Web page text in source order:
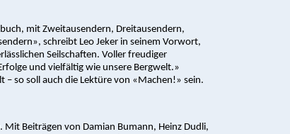
mit Zweitausendern, Dreitausendern,
schreibt Leo Jeker in seinem Vorwort,
Seilschaften. Voller freudiger
und vielfältig wie unsere Bergwelt.»
– so soll auch die Lektüre von «Machen!» sein.
Mit Beiträgen von Damian Bumann, Heinz Dudli,